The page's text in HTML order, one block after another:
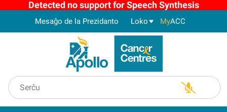
Detected no support for Speech Synthesis
Mesaĝo de la Prezidanto Loko MyACC